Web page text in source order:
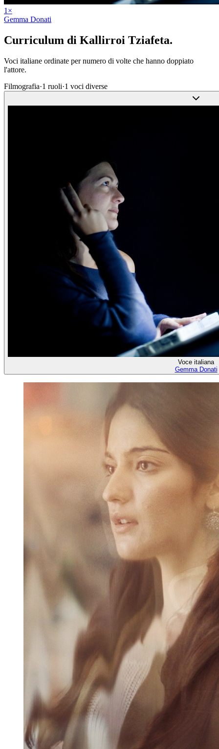
1 ×
Gemma Donati
Curriculum di Kallirroi Tziafeta.
Voci italiane ordinate per numero di volte che hanno doppiato
l'attore.
Filmografia·1 ruoli·1 voci diverse
Voce italiana
Gemma Donati